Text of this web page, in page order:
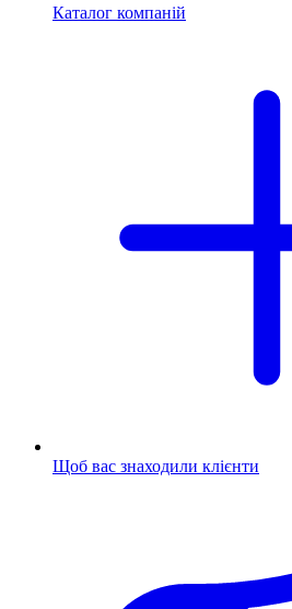
Каталог компаній
Щоб вас знаходили клієнти